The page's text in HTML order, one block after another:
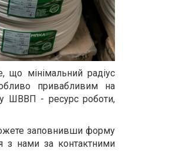
що мінімальний радіус
привабливим на
ШВВП - ресурс роботи,
заповнивши форму
з нами за контактними